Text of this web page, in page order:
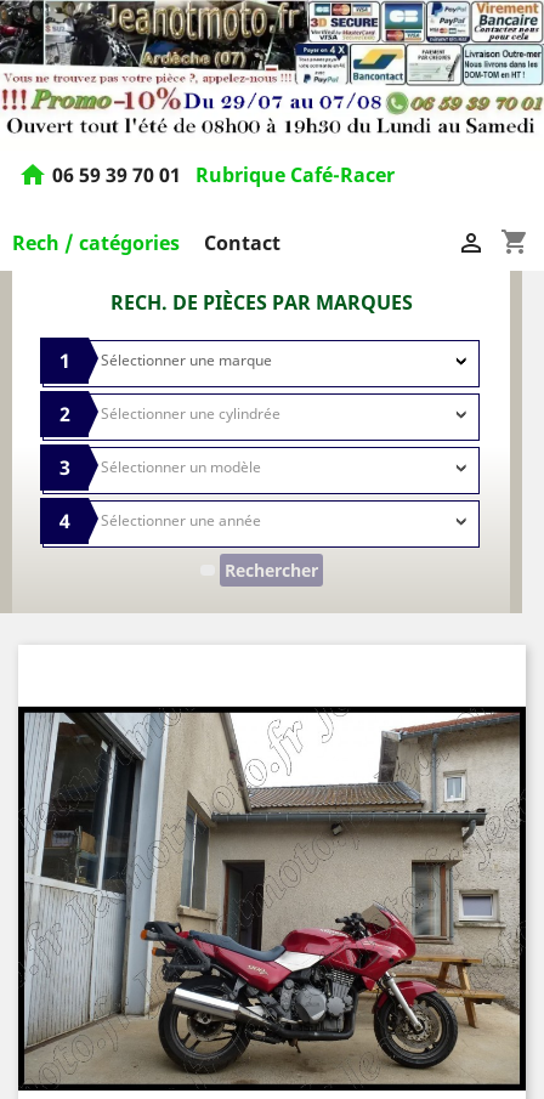
home 06 59 39 70 01 Rubrique Café-Racer
Rech / catégories Contact shopping_cart

RECH. DE PIÈCES PAR MARQUES
1
2
3
4
Rechercher